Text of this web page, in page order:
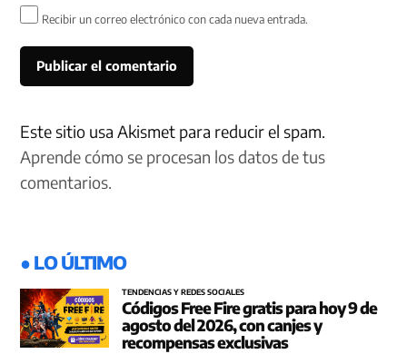
Recibir un correo electrónico con cada nueva entrada.
Este sitio usa Akismet para reducir el spam.
Aprende cómo se procesan los datos de tus
comentarios.
● LO ÚLTIMO
TENDENCIAS Y REDES SOCIALES
Códigos Free Fire gratis para hoy 9 de
agosto del 2026, con canjes y
recompensas exclusivas